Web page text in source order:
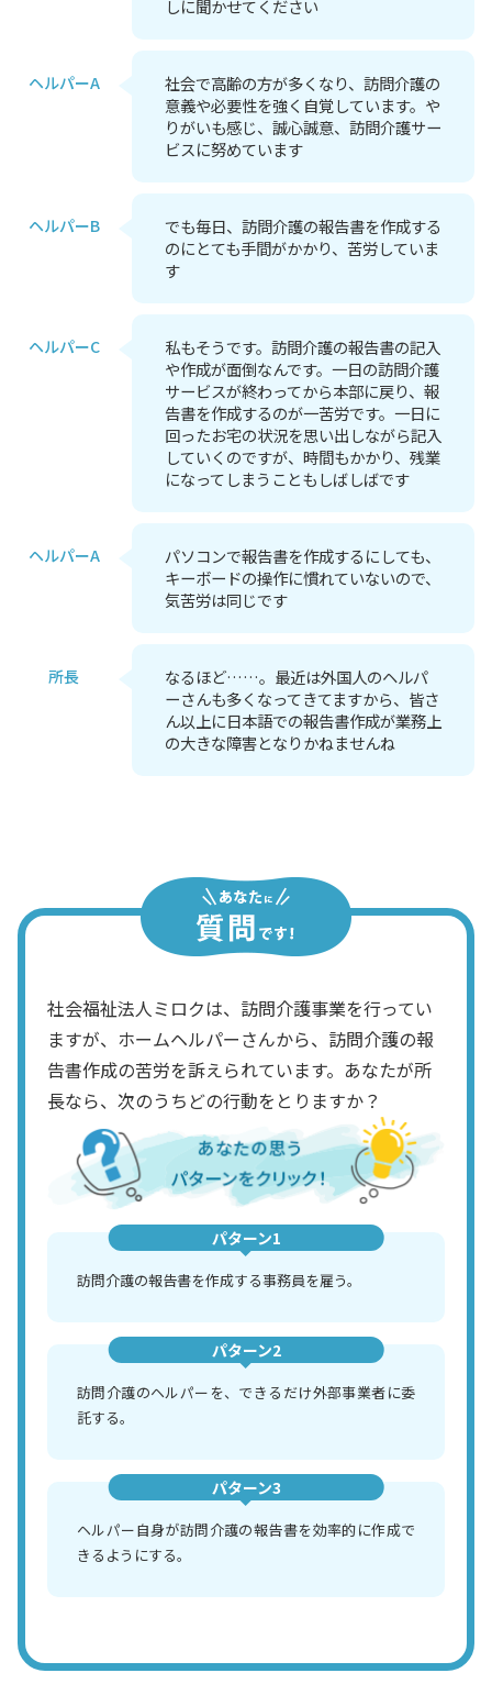
しに聞かせてください
ヘルパーA
社会で高齢の方が多くなり、訪問介護の
意義や必要性を強く自覚しています。や
りがいも感じ、誠心誠意、訪問介護サー
ビスに努めています
ヘルパーB
でも毎日、訪問介護の報告書を作成する
のにとても手間がかかり、苦労していま
す
ヘルパーC
私もそうです。訪問介護の報告書の記入
や作成が面倒なんです。一日の訪問介護
サービスが終わってから本部に戻り、報
告書を作成するのが一苦労です。一日に
回ったお宅の状況を思い出しながら記入
していくのですが、時間もかかり、残業
になってしまうこともしばしばです
ヘルパーA
パソコンで報告書を作成するにしても、
キーボードの操作に慣れていないので、
気苦労は同じです
所長
なるほど……。最近は外国人のヘルパ
ーさんも多くなってきてますから、皆さ
ん以上に日本語での報告書作成が業務上
の大きな障害となりかねませんね
社会福祉法人ミロクは、訪問介護事業を行ってい
ますが、ホームヘルパーさんから、訪問介護の報
告書作成の苦労を訴えられています。あなたが所
長なら、次のうちどの行動をとりますか？
パターン1
訪問介護の報告書を作成する事務員を雇う。
パターン2
訪問介護のヘルパーを、できるだけ外部事業者に委
託する。
パターン3
ヘルパー自身が訪問介護の報告書を効率的に作成で
きるようにする。